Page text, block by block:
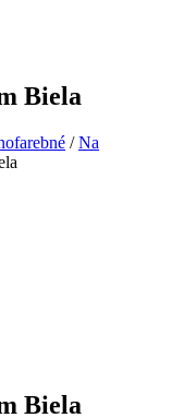
Biela
/Na
Biela